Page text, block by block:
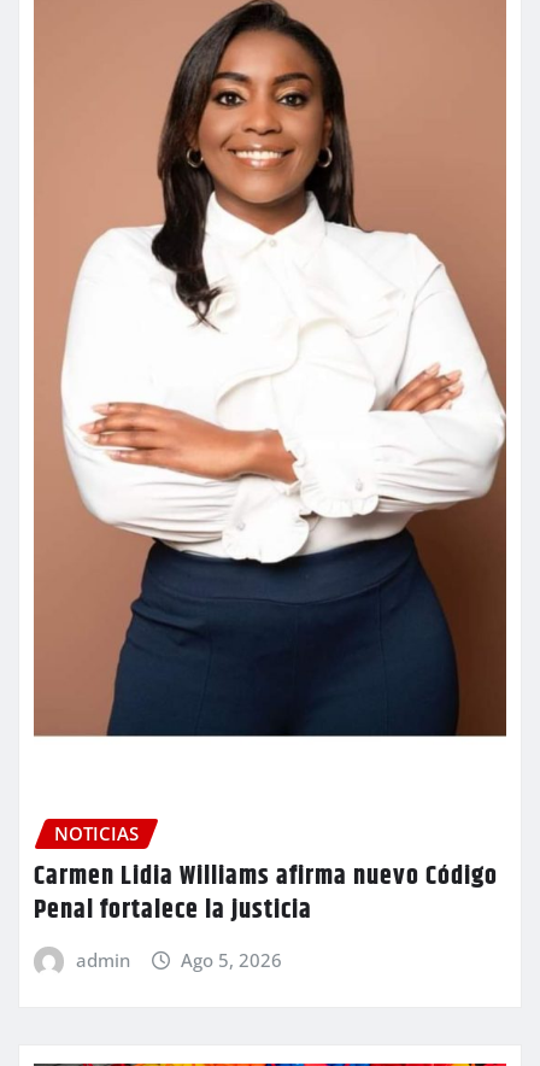
NOTICIAS
Carmen Lidia Williams afirma nuevo Código
Penal fortalece la justicia
admin Ago 5, 2026